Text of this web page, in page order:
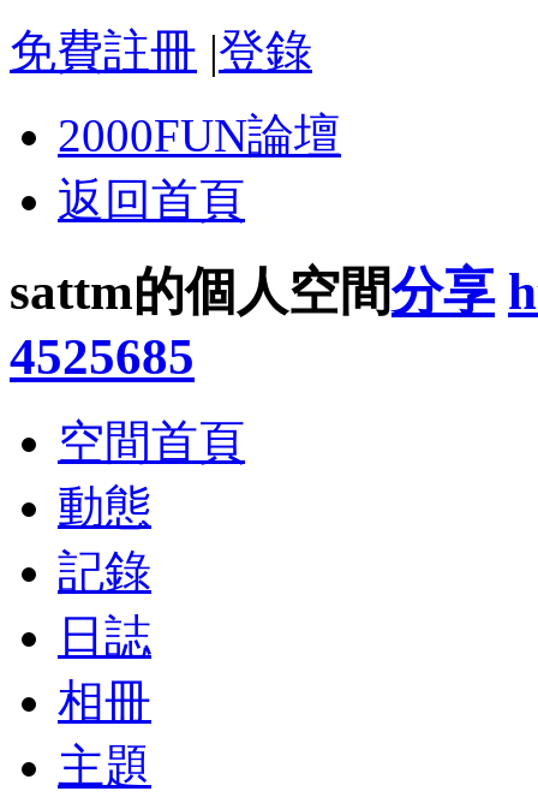
免費註冊 |登錄
2000FUN論壇
返回首頁
sattm的個人空間分享
4525685
空間首頁
動態
記錄
日誌
相冊
主題